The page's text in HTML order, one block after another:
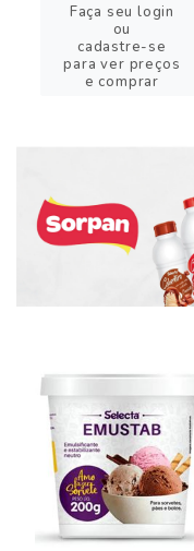
Faça seu login
ou
cadastre-se
para ver preços
e comprar